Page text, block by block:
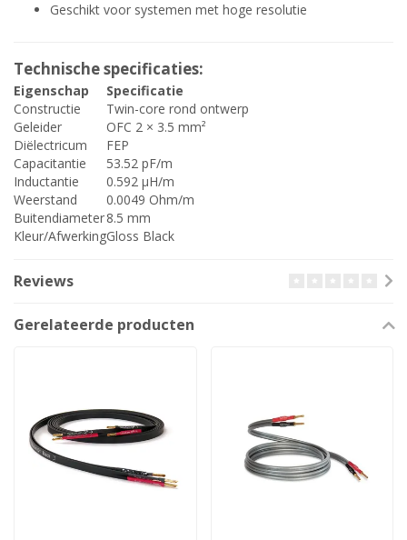
Geschikt voor systemen met hoge resolutie
Technische specificaties:
Eigenschap
Specificatie
Constructie
Twin-core rond ontwerp
Geleider
OFC 2 × 3.5 mm²
Diëlectricum
FEP
Capacitantie
53.52 pF/m
Inductantie
0.592 µH/m
Weerstand
0.0049 Ohm/m
Buitendiameter8.5 mm
Kleur/AfwerkingGloss Black
Reviews
Gerelateerde producten